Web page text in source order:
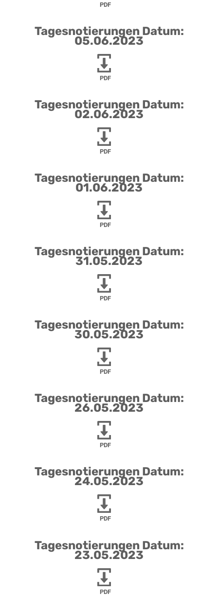
PDF
Tagesnotierungen Datum:
05.06.2023
PDF
Tagesnotierungen Datum:
02.06.2023
PDF
Tagesnotierungen Datum:
01.06.2023
PDF
Tagesnotierungen Datum:
31.05.2023
PDF
Tagesnotierungen Datum:
30.05.2023
PDF
Tagesnotierungen Datum:
26.05.2023
PDF
Tagesnotierungen Datum:
24.05.2023
PDF
Tagesnotierungen Datum:
23.05.2023
PDF